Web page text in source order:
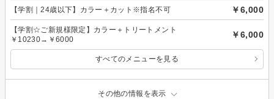
【学割｜24歳以下】カラー＋カット※指名不可 ￥6,000
【学割☆ご新規様限定】カラー＋トリートメント
￥10230→￥6000
￥6,000
すべてのメニューを見る
その他の情報を表示